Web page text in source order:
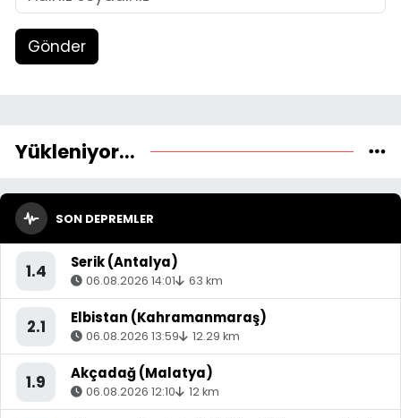
Gönder
Yükleniyor...
SON DEPREMLER
1.4 Serik (Antalya)
06.08.2026 14:01 63 km
2.1 Elbistan (Kahramanmaraş)
06.08.2026 13:59 12.29 km
1.9 Akçadağ (Malatya)
06.08.2026 12:10 12 km